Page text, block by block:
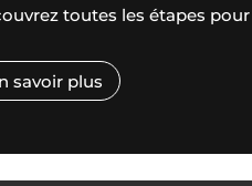
toutes les étapes
savoir plus